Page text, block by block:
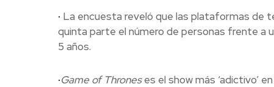
· La encuesta reveló que las plataformas de
quinta parte el número de personas frente a
5 años.
·Game of Throneses el show más ‘adictivo’